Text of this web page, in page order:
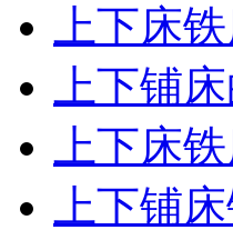
上下床
上下铺
上下床
上下铺